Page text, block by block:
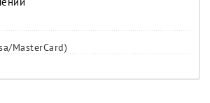
MasterCard)